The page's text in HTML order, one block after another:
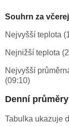
Souhrn za
Nejvyšší teplota
Nejnižší teplota
Nejvyšší
(09:10)
Denní průměry
Tabulka ukazuje